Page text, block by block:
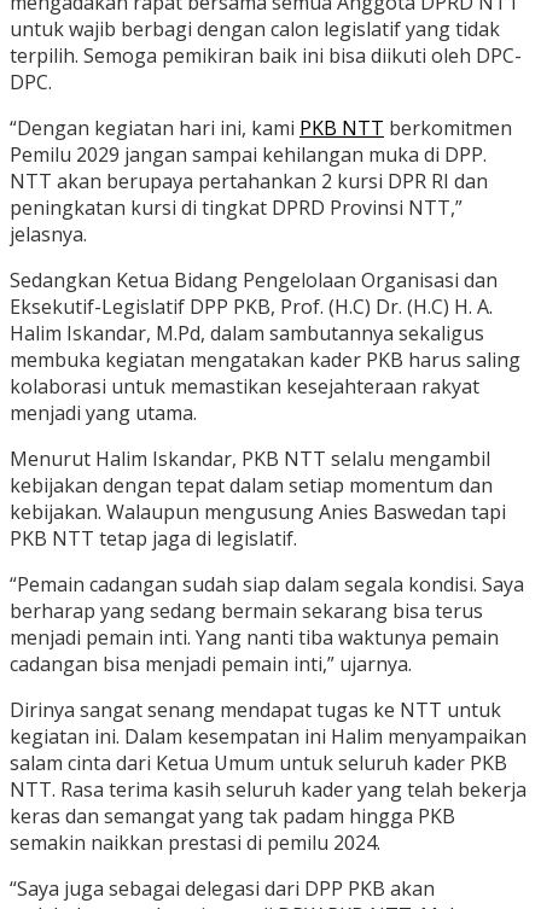
untuk wajib berbagi dengan calon legislatif yang tidak
terpilih. Semoga pemikiran baik ini bisa diikuti oleh DPC-
DPC.
“Dengan kegiatan hari ini, kami PKB NTT berkomitmen
Pemilu 2029 jangan sampai kehilangan muka di DPP.
NTT akan berupaya pertahankan 2 kursi DPR RI dan
peningkatan kursi di tingkat DPRD Provinsi NTT,”
jelasnya.
Sedangkan Ketua Bidang Pengelolaan Organisasi dan
Eksekutif-Legislatif DPP PKB, Prof. (H.C) Dr. (H.C) H. A.
Halim Iskandar, M.Pd, dalam sambutannya sekaligus
membuka kegiatan mengatakan kader PKB harus saling
kolaborasi untuk memastikan kesejahteraan rakyat
menjadi yang utama.
Menurut Halim Iskandar, PKB NTT selalu mengambil
kebijakan dengan tepat dalam setiap momentum dan
kebijakan. Walaupun mengusung Anies Baswedan tapi
PKB NTT tetap jaga di legislatif.
“Pemain cadangan sudah siap dalam segala kondisi. Saya
berharap yang sedang bermain sekarang bisa terus
menjadi pemain inti. Yang nanti tiba waktunya pemain
cadangan bisa menjadi pemain inti,” ujarnya.
Dirinya sangat senang mendapat tugas ke NTT untuk
kegiatan ini. Dalam kesempatan ini Halim menyampaikan
salam cinta dari Ketua Umum untuk seluruh kader PKB
NTT. Rasa terima kasih seluruh kader yang telah bekerja
keras dan semangat yang tak padam hingga PKB
semakin naikkan prestasi di pemilu 2024.
“Saya juga sebagai delegasi dari DPP PKB akan